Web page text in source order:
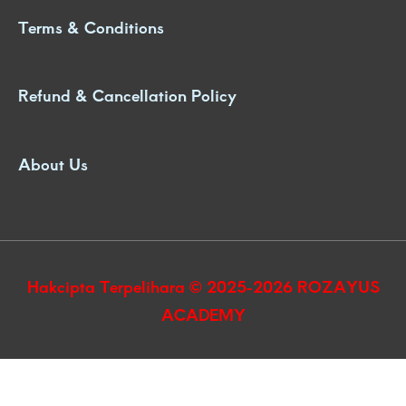
Terms & Conditions
Refund & Cancellation Policy
About Us
Hakcipta Terpelihara © 2025-2026 ROZAYUS
ACADEMY